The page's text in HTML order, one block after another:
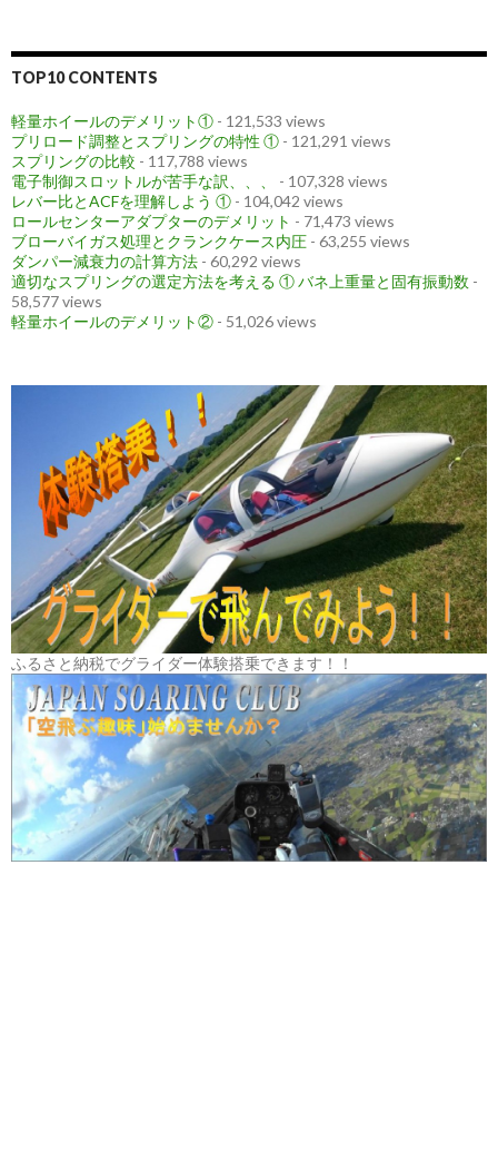
TOP10 CONTENTS
軽量ホイールのデメリット① - 121,533 views
プリロード調整とスプリングの特性 ① - 121,291 views
スプリングの比較 - 117,788 views
電子制御スロットルが苦手な訳、、、
- 107,328 views
レバー比とACFを理解しよう ① - 104,042 views
ロールセンターアダプターのデメリット - 71,473 views
ブローバイガス処理とクランクケース内圧 - 63,255 views
ダンパー減衰力の計算方法 - 60,292 views
適切なスプリングの選定方法を考える ① バネ上重量と固有振動数 -
58,577 views
軽量ホイールのデメリット② - 51,026 views
ふるさと納税でグライダー体験搭乗できます！！